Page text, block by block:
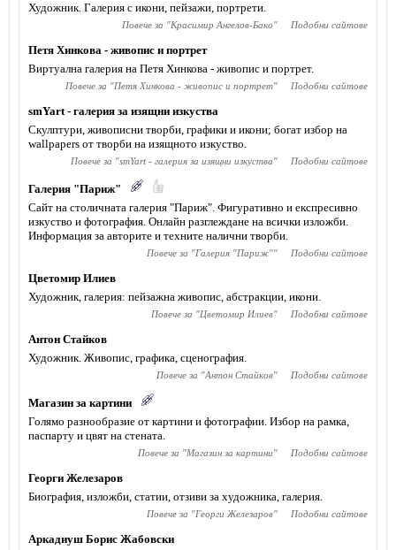
Художник. Галерия с икони, пейзажи, портрети.
Повече за "Красимир Ангелов-Бако" Подобни сайтове
Петя Хинкова - живопис и портрет
Виртуална галерия на Петя Хинкова - живопис и портрет.
Повече за "Петя Хинкова - живопис и портрет" Подобни сайтове
smYart - галерия за изящни изкуства
Скулптури, живописни творби, графики и икони; богат избор на
wallpapers от творби на изящното изкуство.
Повече за "smYart - галерия за изящни изкуства" Подобни сайтове
Галерия "Париж"
Сайт на столичната галерия "Париж". Фигуративно и експресивно
изкуство и фотография. Онлайн разглеждане на всички изложби.
Информация за авторите и техните налични творби.
Повече за "Галерия "Париж"" Подобни сайтове
Цветомир Илиев
Художник, галерия: пейзажна живопис, абстракции, икони.
Повече за "Цветомир Илиев" Подобни сайтове
Антон Стайков
Художник. Живопис, графика, сценография.
Повече за "Антон Стайков" Подобни сайтове
Магазин за картини
Голямо разнообразие от картини и фотографии. Избор на рамка,
паспарту и цвят на стената.
Повече за "Магазин за картини" Подобни сайтове
Георги Железаров
Биография, изложби, статии, отзиви за художника, галерия.
Повече за "Георги Железаров" Подобни сайтове
Аркадиуш Борис Жабовски